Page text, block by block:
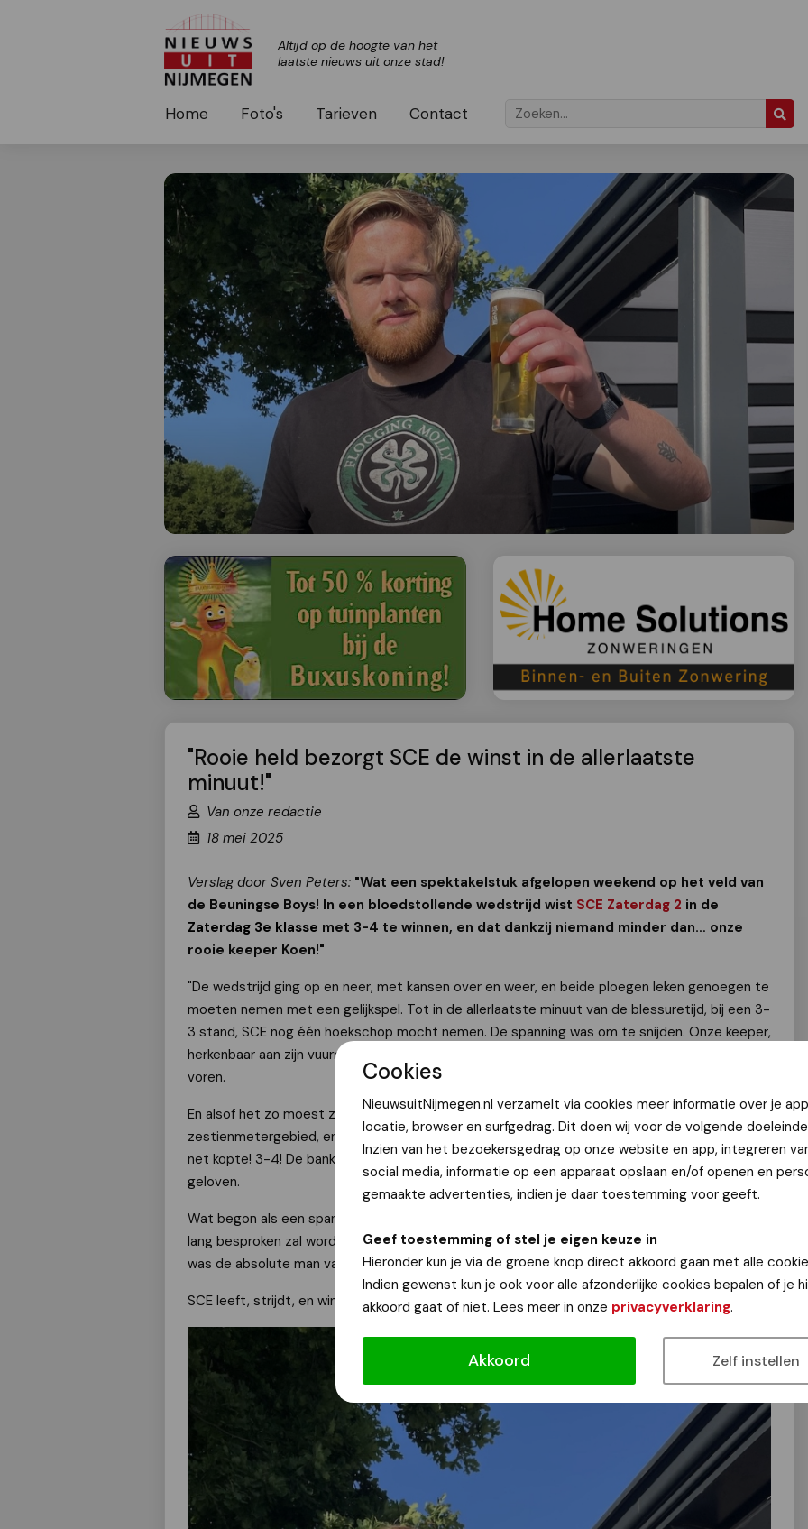
Cookies
NieuwsuitNijmegen.nl verzamelt via cookies meer informatie over je
locatie, browser en surfgedrag. Dit doen wij voor de volgende
Inzien van het bezoekersgedrag op onze website en app, integreren
social media, informatie op een apparaat opslaan en/of openen en
gemaakte advertenties, indien je daar toestemming voor geeft.
Geef toestemming of stel je eigen keuze in
Hieronder kun je via de groene knop direct akkoord gaan met alle
Indien gewenst kun je ook voor alle afzonderlijke cookies bepalen of je
akkoord gaat of niet. Lees meer in onze privacyverklaring.
Akkoord Zelf instellen
Altijd op de hoogte van het
laatste nieuws uit onze stad!
Home Foto's Tarieven Contact
"Rooie held bezorgt SCE de winst in de allerlaatste
minuut!"
Van onze redactie
18 mei 2025
Verslag door Sven Peters: "Wat een spektakelstuk afgelopen weekend op het veld van
de Beuningse Boys! In een bloedstollende wedstrijd wist SCE Zaterdag 2 in de
Zaterdag 3e klasse met 3-4 te winnen, en dat dankzij niemand minder dan… onze
rooie keeper Koen!"
"De wedstrijd ging op en neer, met kansen over en weer, en beide ploegen leken genoegen te
moeten nemen met een gelijkspel. Tot in de allerlaatste minuut van de blessuretijd, bij een 3-
3 stand, SCE nog één hoekschop mocht nemen. De spanning was om te snijden. Onze keeper,
herkenbaar aan zijn vuurrode haardos, besloot alles of niets te spelen en kwam mee naar
voren.
En alsof het zo moest zijn: de bal werd strak voorgegeven, stuiterde kort in het
zestienmetergebied, en daar was Koen — onze rooie sluitpost — die de bal snoeihard in het
net kopte! 3-4! De bank ontplofte, het uitvak ging uit z’n dak, en Beuningen kon het niet
geloven.
Wat begon als een spannend duel eindigde in een legendarische overwinning, eentje die nog
lang besproken zal worden in het clubhuis. Van lijnredder tot doelpuntenmaker — onze keeper
was de absolute man van de wedstrijd.
SCE leeft, strijdt, en wint… met flair én vuurrood haar."